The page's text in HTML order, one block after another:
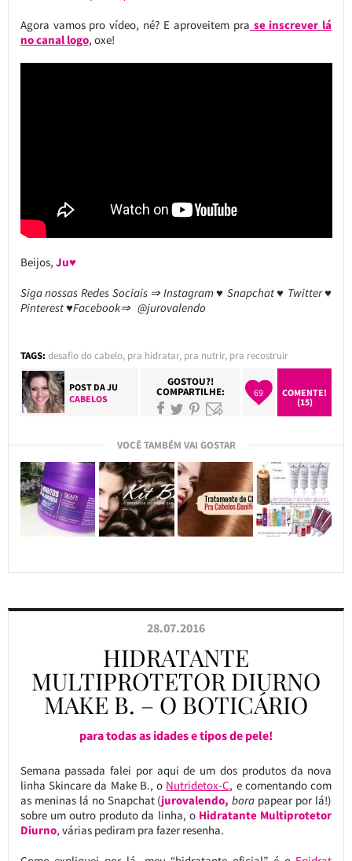
Agora vamos pro vídeo, né? E aproveitem pra se inscrever lá
no canal logo, oxe!
Beijos, Ju♥
Siga nossas Redes Sociais ⇒ Instagram ♥ Snapchat ♥ Twitter ♥
Pinterest ♥Facebook⇒ @jurovalendo
TAGS: desafio do cabelo, pra hidratar, pra nutrir, pra recostruir
POST DAJU
CABELOS
GOSTOU?!
COMPARTILHE: 69
COMENTE!
(15)
VOCÊ TAMBÉM VAI GOSTAR
28.07.2016
HIDRATANTE
MULTIPROTETOR DIURNO
MAKE B. – O BOTICÁRIO
para todas as idades e tipos de pele!
Semana passada falei por aqui de um dos produtos da nova
linha Skincare da Make B., o Nutridetox-C, e comentando com
as meninas lá no Snapchat (jurovalendo, bora papear por lá!)
sobre um outro produto da linha, o Hidratante Multiprotetor
Diurno, várias pediram pra fazer resenha.